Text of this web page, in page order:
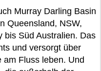
Murray Darling Basin
Queensland, NSW,
bis Süd Australien. Das
und versorgt über
Fluss leben. Und